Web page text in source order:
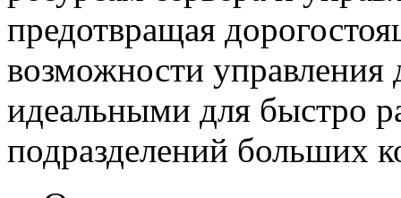
предотвращая
возможности
идеальными для быстро
подразделений больших